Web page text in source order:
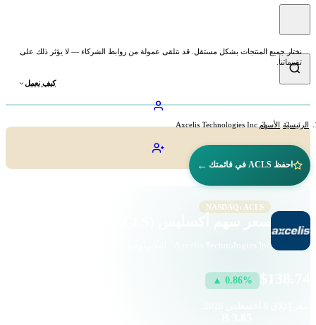
نختار جميع المنتجات بشكل مستقل. قد نتلقى عمولة من روابط الشركاء — لا يؤثر ذلك على
تقييماتنا.
كيف نعمل
الرئيسية الأسهم Axcelis Technologies Inc
احفظ ACLS في قائمتك ←
NASDAQ: ACLS
سعر سهم أكسليس (ACLS)
Axcelis Technologies Inc · التكنولوجيا · ناسداك
▲ 0.86%